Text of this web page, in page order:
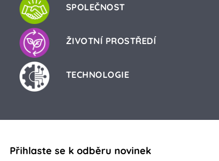
SPOLEČNOST
ŽIVOTNÍ PROSTŘEDÍ
TECHNOLOGIE
Přihlaste se k odběru novinek